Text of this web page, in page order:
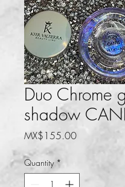
Duo Chrome
shadow
MX$155.00Price
Quantity *